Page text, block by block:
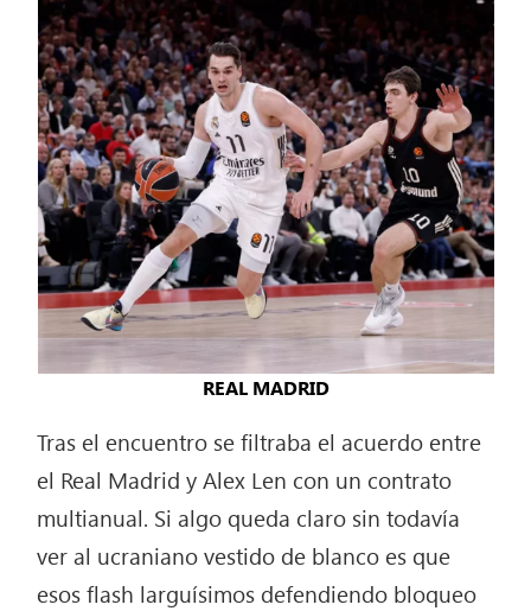
REAL MADRID
Tras el encuentro se filtraba el acuerdo entre
el Real Madrid y Alex Len con un contrato
multianual. Si algo queda claro sin todavía
ver al ucraniano vestido de blanco es que
esos flash larguísimos defendiendo bloqueo